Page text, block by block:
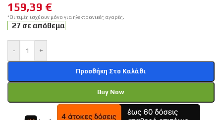
159,39 €
*Οι τιμές ισχύουν μόνο για ηλεκτρονικές αγορές.
27 σε απόθεμα
- +
Προσθήκη Στο Καλάθι
Buy Now